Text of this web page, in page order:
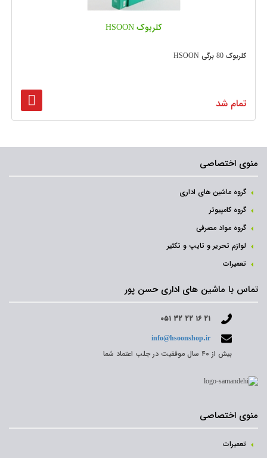
کلربوک HSOON
کلربوک 80 برگی HSOON
تمام شد
منوی اختصاصی
گروه ماشین های اداری
گروه کامپیوتر
گروه مواد مصرفی
لوازم تحریر و تایپ و تکثیر
تعمیرات
تماس با ماشین های اداری حسن پور
۰۵۱ ۳۲ ۲۲ ۱۶ ۲۱
info@hsoonshop.ir
بیش از ۴۰ سال موفقیت در جلب اعتماد شما
منوی اختصاصی
تعمیرات